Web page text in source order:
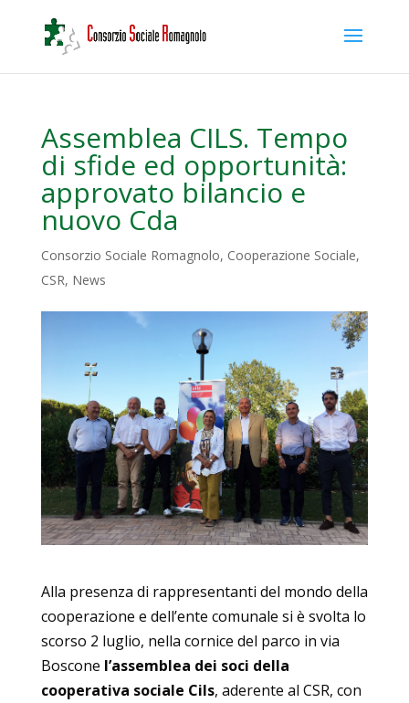
Assemblea CILS. Tempo
di sfide ed opportunità:
approvato bilancio e
nuovo Cda
Consorzio Sociale Romagnolo, Cooperazione Sociale,
CSR, News
Alla presenza di rappresentanti del mondo della
cooperazione e dell’ente comunale si è svolta lo
scorso 2 luglio, nella cornice del parco in via
Boscone l’assemblea dei soci della
cooperativa sociale Cils, aderente al CSR, con